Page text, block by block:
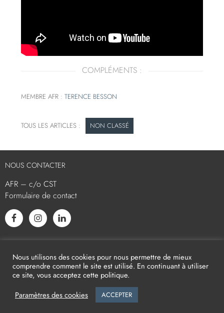
COMPLÉMENTS :
MEMBRE AFR :TERENCE BESSON
NON CLASSÉ
NOUS CONTACTER
AFR – c/o CST
Formulaire de contact
Nous utilisons des cookies pour nous permettre de mieux
comprendre comment le site est utilisé. En continuant à utiliser
ce site, vous acceptez cette politique.
Paramètres des cookies
ACCEPTER